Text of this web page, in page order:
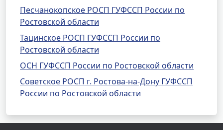
Песчанокопское РОСП ГУФССП России по
Ростовской области
Тацинское РОСП ГУФССП России по
Ростовской области
ОСН ГУФССП России по Ростовской области
Советское РОСП г. Ростова-на-Дону ГУФССП
России по Ростовской области